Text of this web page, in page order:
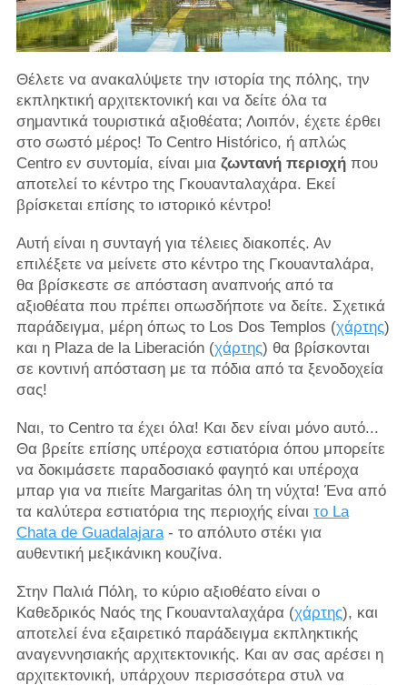
Θέλετε να ανακαλύψετε την ιστορία της πόλης, την
εκπληκτική αρχιτεκτονική και να δείτε όλα τα
σημαντικά τουριστικά αξιοθέατα; Λοιπόν, έχετε έρθει
στο σωστό μέρος! Το Centro Histórico, ή απλώς
Centro εν συντομία, είναι μια ζωντανή περιοχήπου
αποτελεί το κέντρο της Γκουανταλαχάρα. Εκεί
βρίσκεται επίσης το ιστορικό κέντρο!
Αυτή είναι η συνταγή για τέλειες διακοπές. Αν
επιλέξετε να μείνετε στο κέντρο της Γκουανταλάρα,
θα βρίσκεστε σε απόσταση αναπνοής από τα
αξιοθέατα που πρέπει οπωσδήποτε να δείτε. Σχετικά
παράδειγμα, μέρη όπως το Los Dos Templos (χάρτης)
και η Plaza de la Liberación (χάρτης) θα βρίσκονται
σε κοντινή απόσταση με τα πόδια από τα ξενοδοχεία
σας!
Ναι, το Centro τα έχει όλα! Και δεν είναι μόνο αυτό...
Θα βρείτε επίσης υπέροχα εστιατόρια όπου μπορείτε
να δοκιμάσετε παραδοσιακό φαγητό και υπέροχα
μπαρ για να πιείτε Margaritas όλη τη νύχτα! Ένα από
τα καλύτερα εστιατόρια της περιοχής είναι το La
Chata de Guadalajara- το απόλυτο στέκι για
αυθεντική μεξικάνικη κουζίνα.
Στην Παλιά Πόλη, το κύριο αξιοθέατο είναι ο
Καθεδρικός Ναός της Γκουανταλαχάρα (χάρτης), και
αποτελεί ένα εξαιρετικό παράδειγμα εκπληκτικής
αναγεννησιακής αρχιτεκτονικής. Και αν σας αρέσει η
αρχιτεκτονική, υπάρχουν περισσότερα στυλ να